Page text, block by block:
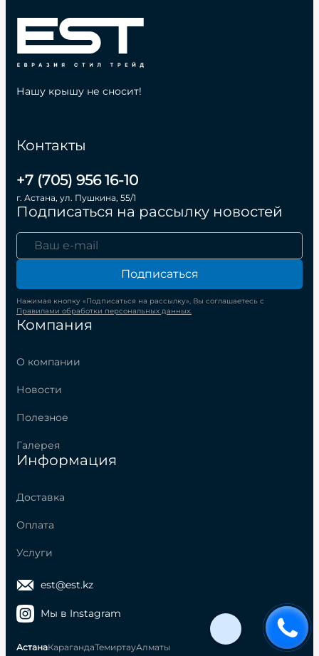
Компания
О компании
Новости
Полезное
Галерея
Информация
Доставка
Оплата
Услуги
Контакты
+7 (705) 956 16-10
г. Астана, ул. Пушкина, 55/1
Подписаться на рассылку новостей
Подписаться
Нажимая кнопку «Подписаться на рассылку», Вы соглашаетесь с
Правилами обработки персональных данных.
Нашу крышу не сносит!
est@est.kz
Мы в Instagram
АстанаКарагандаТемиртауАлматы